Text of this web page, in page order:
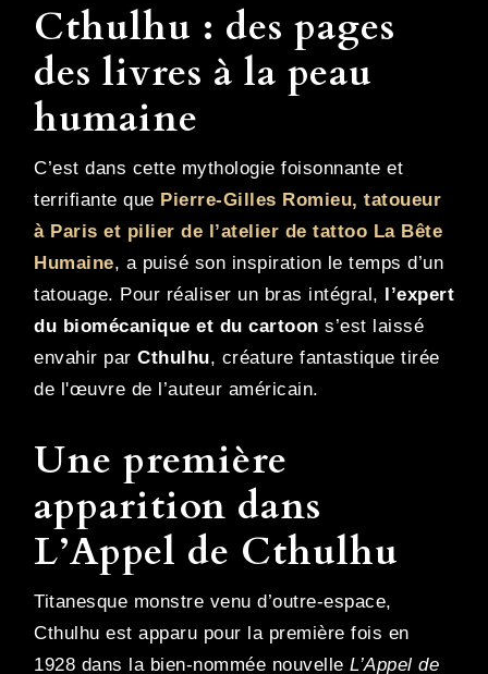
Cthulhu : des pages
des livres à la peau
humaine
C’est dans cette mythologie foisonnante et
terrifiante que Pierre-Gilles Romieu, tatoueur
à Paris et pilier de l’atelier de tattoo La Bête
Humaine, a puisé son inspiration le temps d’un
tatouage. Pour réaliser un bras intégral,
l’expert
du biomécanique et du cartoon s’est laissé
envahir par Cthulhu, créature fantastique tirée
de l'œuvre de l’auteur américain.
Une première
apparition dans
L’Appel de Cthulhu
Titanesque monstre venu d’outre-espace,
Cthulhu est apparu pour la première fois en
1928 dans la bien-nommée nouvelle L’Appel de